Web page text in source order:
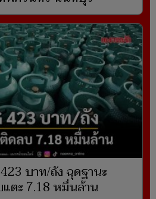
423 บาท/ถัง ฉุดฐานะ
ตะ 7.18 หมื่นล้าน